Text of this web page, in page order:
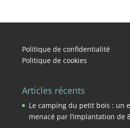
Politique de confidentialité
Politique de cookies
Articles récents
Le camping du petit bois : un
menacé par l’implantation de